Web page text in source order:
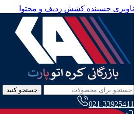
ناوبری چسبنده کشش ردیف و محتوا
جستجو کنید
021-33925411